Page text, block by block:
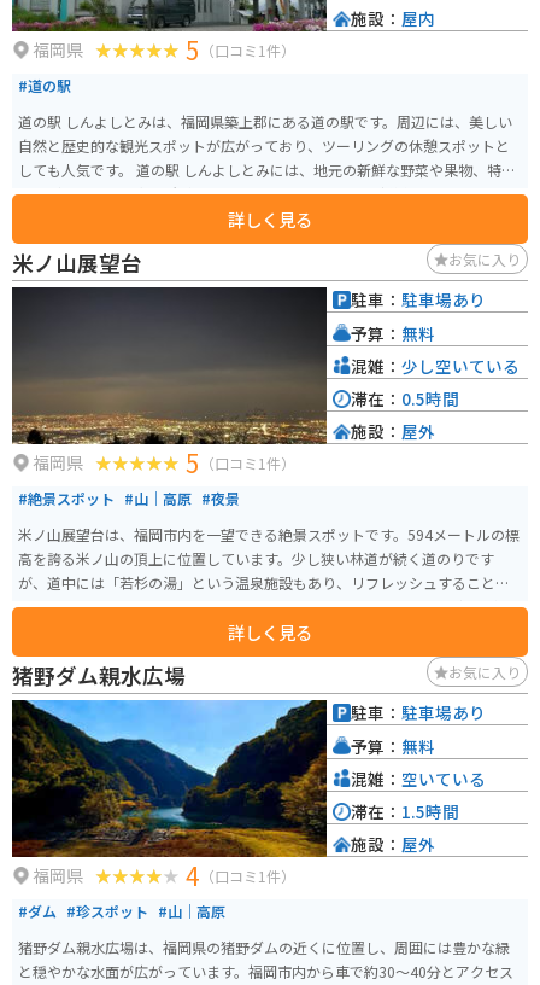
福岡県 5 （口コミ1件）
#道の駅
道の駅 しんよしとみは、福岡県築上郡にある道の駅です。周辺には、美しい
自然と歴史的な観光スポットが広がっており、ツーリングの休憩スポットと
しても人気です。 道の駅 しんよしとみには、地元の新鮮な野菜や果物、特産
品などを販売する直売所があります。とくに、地元産の新鮮な野菜や果物は
人気が高く、旬の味覚を味わえると評判です。 また、食事処では、地元の食
材を使った料理を楽しむことができます。名物は、豊前海の新鮮な魚介類を
使った海鮮丼です。 バイクに乗っている人にとっては、道の駅 しんよしとみ
は、広々とした駐車場が完備されているので、安心してバイクを停めること
ができます。また、周辺には、景色が良いワインディングロードが続くの
光スポットとしては、国の重要文化財に指定されている旧藏内邸や、日本の
滝百選に選ばれた「豊前坊の滝」などがあります。
詳しく見る
施設： 屋内
米ノ山展望台 お気に入り
福岡県 5 （口コミ1件）
#絶景スポット #山｜高原 #夜景
米ノ山展望台は、福岡市内を一望できる絶景スポットです。594メートルの標
高を誇る米ノ山の頂上に位置しています。少し狭い林道が続く道のりです
が、道中には「若杉の湯」という温泉施設もあり、リフレッシュすることが
できます。 また、頂上付近にはキャンプ場もあり、平日でも多くの方々がキ
ャンプを楽しんでいます。夜になると、福岡タワーや博多湾を一望する美し
い夜景も見ることができます。
詳しく見る
駐車： 駐車場あり
予算： 無料
混雑： 少し空いている
滞在： 0.5時間
施設： 屋外
猪野ダム親水広場 お気に入り
福岡県 4 （口コミ1件）
#ダム #珍スポット #山｜高原
猪野ダム親水広場は、福岡県の猪野ダムの近くに位置し、周囲には豊かな緑
と穏やかな水面が広がっています。福岡市内から車で約30～40分とアクセス
駐車： 駐車場あり
予算： 無料
混雑： 空いている
滞在： 1.5時間
施設： 屋外